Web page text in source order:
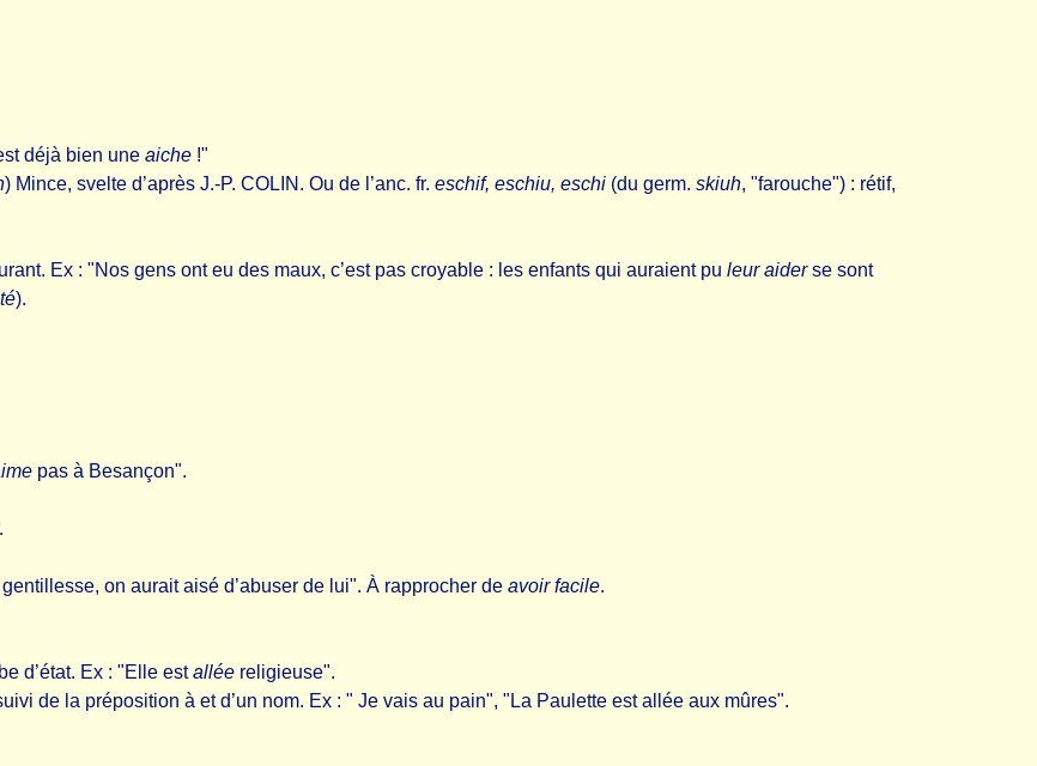
déjà bien une aiche !"
) Mince, svelte d’après J.-P. COLIN. Ou de l’anc. fr. eschif, eschiu, eschi (du germ. skiuh, "farouche") : rétif,
Ex : "Nos gens ont eu des maux, c’est pas croyable : les enfants qui auraient pu leur aiderse sont
).
pas à Besançon".
on aurait aisé d’abuser de lui". À rapprocher de avoir facile.
d’état. Ex : "Elle estallée religieuse".
de la préposition à et d’un nom. Ex : " Je vais au pain", "La Paulette est allée aux mûres".